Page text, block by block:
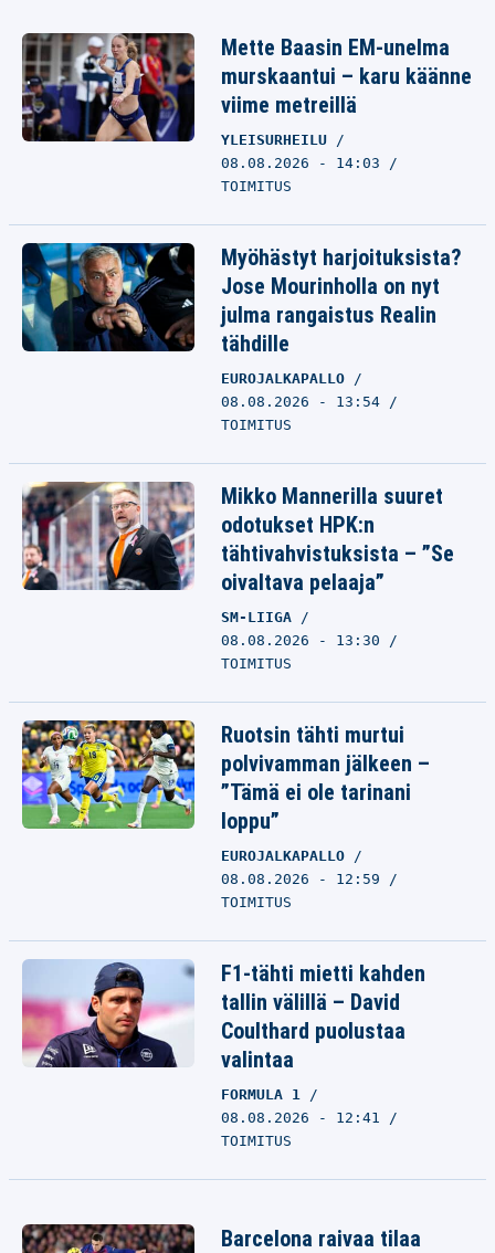
Mette Baasin EM-unelma
murskaantui – karu käänne
viime metreillä
YLEISURHEILU
08.08.2026 - 14:03
TOIMITUS
Myöhästyt harjoituksista?
Jose Mourinholla on nyt
julma rangaistus Realin
tähdille
EUROJALKAPALLO
08.08.2026 - 13:54
TOIMITUS
Mikko Mannerilla suuret
odotukset HPK:n
tähtivahvistuksista – ”Se
oivaltava pelaaja”
SM-LIIGA
08.08.2026 - 13:30
TOIMITUS
Ruotsin tähti murtui
polvivamman jälkeen –
”Tämä ei ole tarinani
loppu”
EUROJALKAPALLO
08.08.2026 - 12:59
TOIMITUS
F1-tähti mietti kahden
tallin välillä – David
Coulthard puolustaa
valintaa
FORMULA 1
08.08.2026 - 12:41
TOIMITUS
Barcelona raivaa tilaa